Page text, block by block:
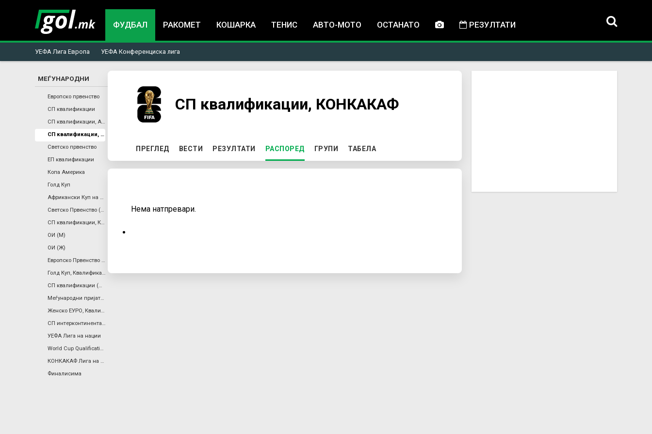
ФУДБАЛ РАКОМЕТ КОШАРКА ТЕНИС АВТО-МОТО ОСТАНАТО РЕЗУЛТАТИ
УЕФА Лига Европа УЕФА Конференциска лига
You
are
here
СП квалификации, КОНКАКАФ
P
r
m
ПРЕГЛЕД ВЕСТИ РЕЗУЛТАТИ РАСПОРЕД (ACTIVE TAB)
ГРУПИ ТАБЕЛА
Нема натпревари.
МЕЃУНАРОДНИ
Европско првенство
СП квалификации
СП квалификации, Африка
СП квалификации, КОНКАКАФ
Светско првенство
ЕП квалификации
Копа Америка
Голд Куп
Африкански Куп на Нации
Светско Првенство (Ж)
СП квалификации, КОНМЕБОЛ
ОИ (М)
ОИ (Ж)
Европско Првенство (Ж)
Голд Куп, Квалификации
СП квалификации (Ж), Европа
Меѓународни пријателски
Женско ЕУРО, Квалификации
СП интерконтинентален плеј-оф
УЕФА Лига на нации
World Cup Qualification, Women, Inter-Confederation Playoffs
КОНКАКАФ Лига на Нации
Финалисима